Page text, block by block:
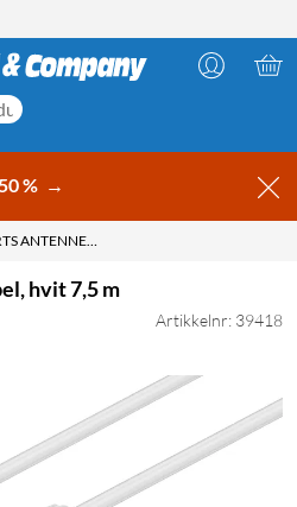
% →
LUXORPARTS ANTENNEKABEL, HVIT 7,5 M
hvit 7,5 m
Artikkelnr: 39418